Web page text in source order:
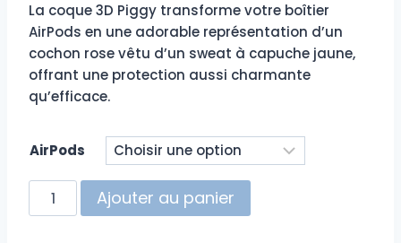
La coque 3D Piggy transforme votre boîtier
AirPods en une adorable représentation d’un
cochon rose vêtu d’un sweat à capuche jaune,
offrant une protection aussi charmante
qu’efficace.
AirPods
quantité
de
Ajouter au panier